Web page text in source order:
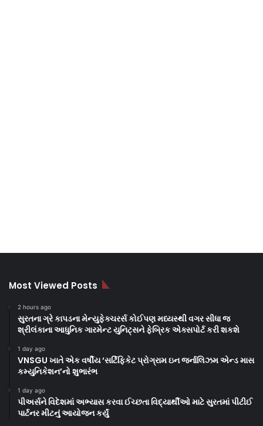
Most Viewed Posts
2 hours ago
સુરતના ગ્રે કાપડના મેન્યુફેક્ચરર્સ કોઈપણ મધ્યસ્થી વગર સીધા જ
શ્રીલંકાના આધુનિક ગારમેન્ટ યુનિટ્સને ફેબ્રિક એક્સપોર્ટ કરી શકશે
1 day ago
VNSGU ખાતે એક વર્ષીય ‘સર્ટિફિકેટ પ્રોગ્રામ ઇન જર્નાલિઝમ એન્ડ માસ
કમ્યુનિકેશન’નો શુભારંભ
1 day ago
પીઅર્સને વિદેશમાં અભ્યાસ કરવા ઈચ્છતા વિદ્યાર્થીઓ માટે સુરતમાં પીટીઈ
પાર્ટનર મીટનું આયોજન કર્યું